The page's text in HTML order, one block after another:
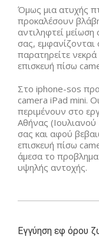
Όμως μια ατυχής
προκαλέσουν
αντιληφτεί
σας,
παρατηρείτε νεκρά
επισκευή πίσω
Στο iphone-sos
camera iPad mini.
περιμένουν στο
Αθήνας (Ιουλιανού
σας και αφού
επισκευή πίσω
άμεσα το
υψηλής αντοχής.
Εγγύηση εφ όρου